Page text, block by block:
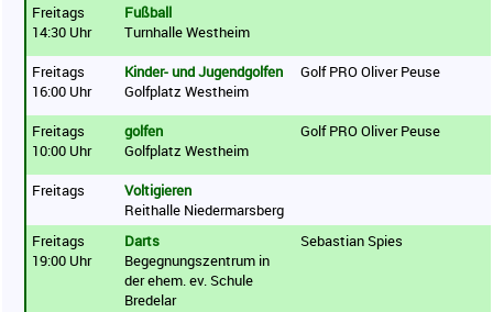
Freitags
14:30 Uhr
Fußball
Turnhalle Westheim
Freitags
16:00 Uhr
Kinder- und Jugendgolfen
Golfplatz Westheim
Golf PRO Oliver Peuse
Freitags
10:00 Uhr
golfen
Golfplatz Westheim
Golf PRO Oliver Peuse
Freitags
Voltigieren
Reithalle Niedermarsberg
Freitags
19:00 Uhr
Darts
Begegnungszentrum in
der ehem. ev. Schule
Bredelar
Sebastian Spies